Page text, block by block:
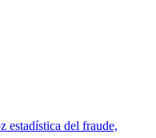
estadística del fraude,